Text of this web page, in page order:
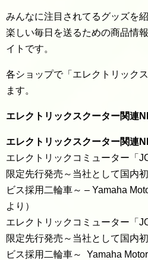
みんなに注目されてるグッズを紹
楽しい毎日を送るための商品情
イトです。
各ショップで「エレクトリック
ます。
エレクトリックスクーター関連
エレクトリックスクーター関連
エレクトリックコミューター「
限定先行発売～当社として国内
ビス採用二輪車～ – Yamaha
より）
エレクトリックコミューター「
限定先行発売～当社として国内
ビス採用二輪車～ Yamaha